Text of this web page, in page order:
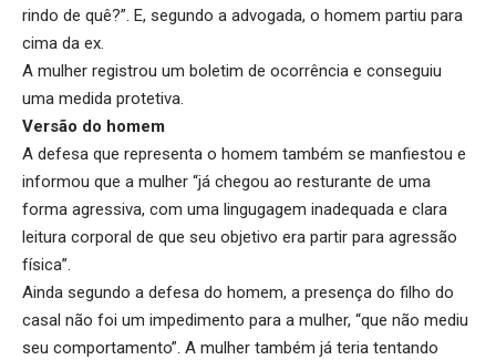
rindo de quê?”. E, segundo a advogada, o homem partiu para
cima da ex.
A mulher registrou um boletim de ocorrência e conseguiu
uma medida protetiva.
Versão do homem
A defesa que representa o homem também se manfiestou e
informou que a mulher “já chegou ao resturante de uma
forma agressiva, com uma lingugagem inadequada e clara
leitura corporal de que seu objetivo era partir para agressão
física”.
Ainda segundo a defesa do homem, a presença do filho do
casal não foi um impedimento para a mulher, “que não mediu
seu comportamento”. A mulher também já teria tentando